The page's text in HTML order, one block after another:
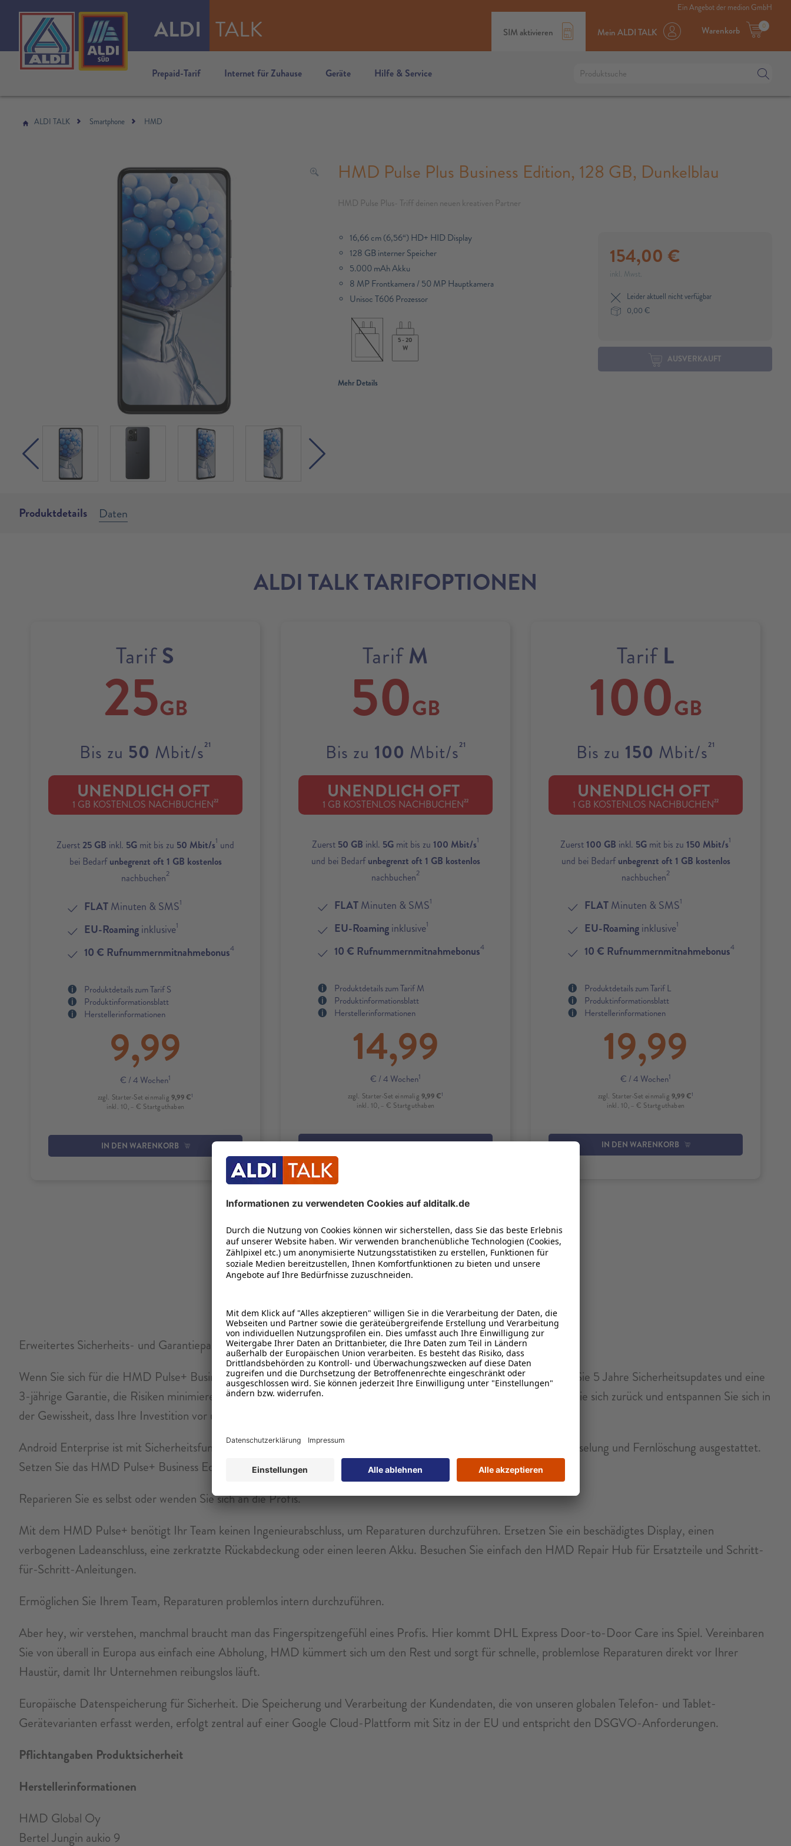
ALDI TALK SIM aktivieren Mein ALDI TALK 0
Warenkorb
Prepaid-Tarif Internet für Zuhause Geräte Hilfe & Service
Ein Angebot der medion GmbH
ALDI TALK Smartphone HMD
HMD Pulse Plus Business Edition, 128 GB, Dunkelblau
HMD Pulse Plus- Triff deinen neuen kreativen Partner
16,66 cm (6,56“) HD+ HID Display
128 GB interner Speicher
5.000 mAh Akku
8 MP Frontkamera / 50 MP Hauptkamera
Unisoc T606 Prozessor​
5 - 20
W
Mehr Details
154,00 €
inkl. Mwst.
Leider aktuell nicht verfügbar
0,00 €
AUSVERKAUFT
Produktdetails Daten
ALDI TALK TARIFOPTIONEN
TarifS
25GB
Bis zu 50 Mbit/s21
UNENDLICH OFT
1 GB KOSTENLOS NACHBUCHEN22
Zuerst25 GB inkl. 5G mit bis zu 50 Mbit/s1 und
bei Bedarfunbegrenzt oft 1 GB kostenlos
nachbuchen2
FLATMinuten & SMS1
EU-Roaminginklusive1
10 € Rufnummernmitnahmebonus4
Produktdetails zum Tarif S
Produktinformationsblatt
Herstellerinformationen
9,99
€ / 4 Wochen1
zzgl. Starter-Set einmalig 9,99 €1
inkl. 10,– € Startguthaben
IN DEN WARENKORB
TarifM
50GB
Bis zu 100 Mbit/s21
UNENDLICH OFT
1 GB KOSTENLOS NACHBUCHEN22
Zuerst 50 GB inkl. 5G mit bis zu 100 Mbit/s1
und bei Bedarfunbegrenzt oft 1 GB kostenlos
nachbuchen2
FLATMinuten & SMS1
EU-Roaminginklusive1
10 € Rufnummernmitnahmebonus4
Produktdetails zum Tarif M
Produktinformationsblatt
Herstellerinformationen
14,99
€ / 4 Wochen1
zzgl. Starter-Set einmalig 9,99 €1
inkl. 10,– € Startguthaben
IN DEN WARENKORB
Tarif L
100GB
Bis zu 150 Mbit/s21
UNENDLICH OFT
1 GB KOSTENLOS NACHBUCHEN22
Zuerst100 GB inkl. 5G mit bis zu 150 Mbit/s1
und bei Bedarfunbegrenzt oft 1 GB kostenlos
nachbuchen2
FLATMinuten & SMS1
EU-Roaminginklusive1
10 € Rufnummernmitnahmebonus4
Produktdetails zum Tarif L
Produktinformationsblatt
Herstellerinformationen
19,99
€ / 4 Wochen1
zzgl. Starter-Set einmalig 9,99 €1
inkl. 10,– € Startguthaben
IN DEN WARENKORB
Produktdetails
HMD Pulse Plus- Triff deinen neuen kreativen Partner
Erweitertes Sicherheits- und Garantiepaket
Wenn Sie sich für die HMD Pulse+ Business Edition entscheiden, investieren Sie in langfristige Sicherheit. Genießen Sie 5 Jahre Sicherheitsupdates und eine
3-jährige Garantie, die Risiken minimieren und einen unterbrechungsfreien Geschäftsbetrieb gewährleisten. Lehnen Sie sich zurück und entspannen Sie sich in
der Gewissheit, dass Ihre Investition vor unvorhergesehenen technischen Herausforderungen geschützt ist.
Android Enterprise ist mit Sicherheitsfunktionen der Enterprise-Klasse wie biometrischer Authentifizierung, Verschlüsselung und Fernlöschung ausgestattet.
Setzen Sie das HMD Pulse+ Business Edition direkt nach dem Auspacken mit Zero-Touch-Registrierung ein.
Reparieren Sie es selbst oder wenden Sie sich an die Profis.
Mit dem HMD Pulse+ benötigt Ihr Team keinen Ingenieurabschluss, um Reparaturen durchzuführen. Ersetzen Sie ein beschädigtes Display, einen
verbogenen Ladeanschluss, eine zerkratzte Rückabdeckung oder einen leeren Akku. Besuchen Sie einfach den HMD Repair Hub für Ersatzteile und Schritt-
für-Schritt-Anleitungen.
Ermöglichen Sie Ihrem Team, Reparaturen problemlos intern durchzuführen.
Aber hey, wir verstehen, manchmal braucht man das Fingerspitzengefühl eines Profis. Hier kommt DHL Express Door-to-Door Care ins Spiel. Vereinbaren
Sie von überall in Europa aus einfach eine Abholung, HMD kümmert sich um den Rest und sorgt für schnelle, problemlose Reparaturen direkt vor Ihrer
Haustür, damit Ihr Unternehmen reibungslos läuft.
Europäische Datenspeicherung für Sicherheit. Die Speicherung und Verarbeitung der Kundendaten, die von unseren globalen Telefon- und Tablet-
Gerätevarianten erfasst werden, erfolgt zentral auf einer Google Cloud-Plattform mit Sitz in der EU und entspricht den DSGVO-Anforderungen.
Pflichtangaben Produktsicherheit
Herstellerinformationen
HMD Global Oy
Bertel Jungin aukio 9